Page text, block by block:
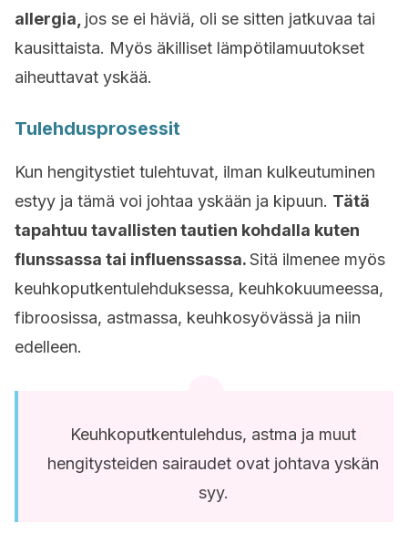
allergia, jos se ei häviä, oli se sitten jatkuvaa tai
kausittaista. Myös äkilliset lämpötilamuutokset
aiheuttavat yskää.
Tulehdusprosessit
Kun hengitystiet tulehtuvat, ilman kulkeutuminen
estyy ja tämä voi johtaa yskään ja kipuun. Tätä
tapahtuu tavallisten tautien kohdalla kuten
flunssassa tai influenssassa.Sitä ilmenee myös
keuhkoputkentulehduksessa, keuhkokuumeessa,
fibroosissa, astmassa, keuhkosyövässä ja niin
edelleen.
Keuhkoputkentulehdus, astma ja muut
hengitysteiden sairaudet ovat johtava yskän
syy.